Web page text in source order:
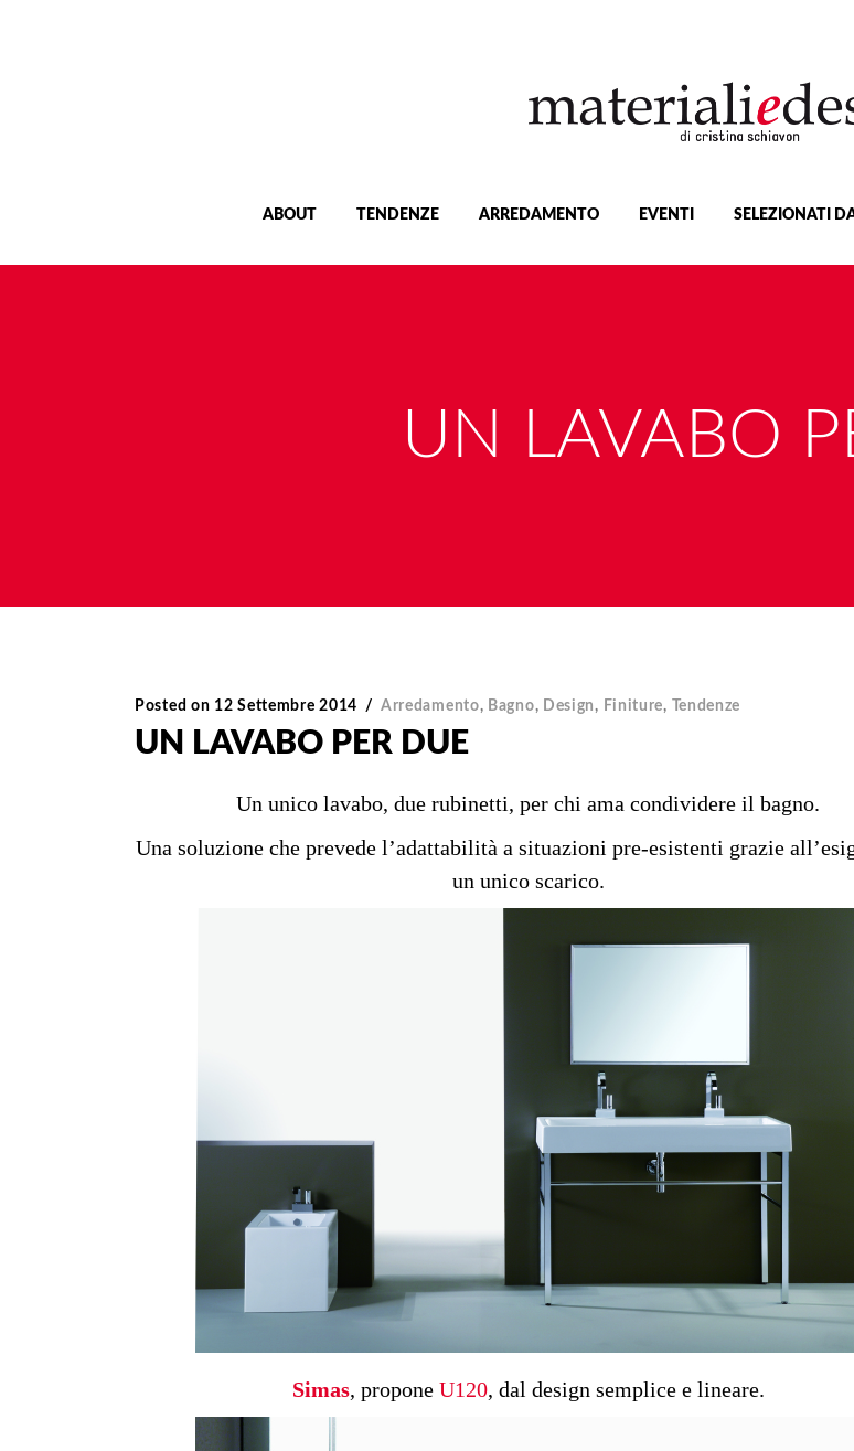
ABOUT TENDENZE ARREDAMENTO EVENTI SELEZIONATI
UN LAVABO
Posted on 12 Settembre 2014 Arredamento, Bagno, Design, Finiture, Tendenze
UN LAVABO PER DUE
Un unico lavabo, due rubinetti, per chi ama condividere il bagno.
Una soluzione che prevede l’adattabilità a situazioni pre-esistenti grazie
un unico scarico.
Simas, propone U120, dal design semplice e lineare.